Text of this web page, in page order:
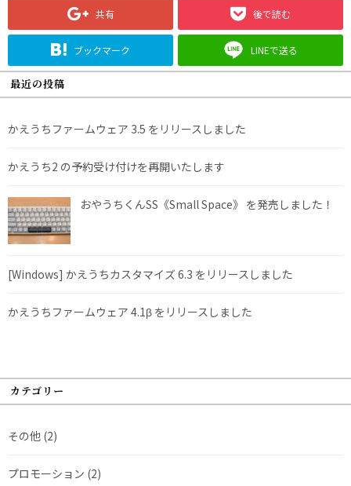
共有 後で読む
ブックマーク LINEで送る
最近の投稿
かえうちファームウェア 3.5 をリリースしました
かえうち2 の予約受け付けを再開いたします
おやうちくんSS《Small Space》 を発売しました！
[Windows] かえうちカスタマイズ 6.3 をリリースしました
かえうちファームウェア 4.1β をリリースしました
カテゴリー
その他 (2)
プロモーション (2)